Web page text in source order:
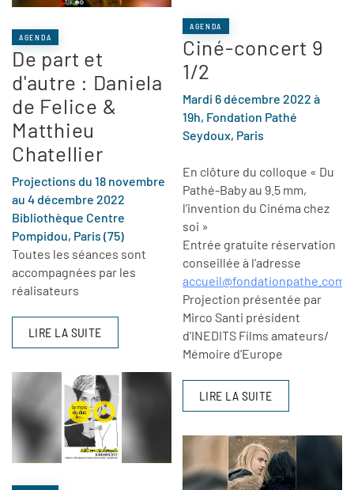
AGENDA
De part et
d'autre : Daniela
de Felice &
Matthieu
Chatellier
Projections du 18 novembre
au 4 décembre 2022
Bibliothèque Centre
Pompidou, Paris (75)
Toutes les séances sont
accompagnées par les
réalisateurs
LIRE LA SUITE
AGENDA
Ciné-concert 9
1/2
Mardi 6 décembre 2022 à
19h, Fondation Pathé
Seydoux, Paris
En clôture du colloque « Du
Pathé-Baby au 9.5 mm,
l’invention du Cinéma chez
soi »
Entrée gratuite réservation
conseillée à l’adresse
accueil@fondationpathe.com
Projection présentée par
Mirco Santi président
d'INEDITS Films amateurs/
Mémoire d'Europe
LIRE LA SUITE